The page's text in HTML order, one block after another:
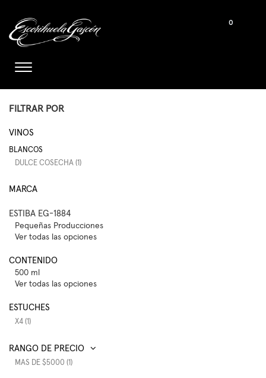
0
FILTRAR POR
VINOS
BLANCOS
DULCE COSECHA (1)
MARCA
ESTIBA EG-1884
Pequeñas Producciones
Ver todas las opciones
CONTENIDO
500 ml
Ver todas las opciones
ESTUCHES
X4 (1)
RANGO DE PRECIO
MAS DE $5000 (1)